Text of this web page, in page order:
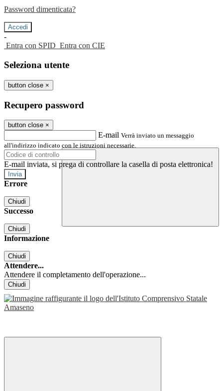
Password dimenticata?
-
Entra con SPID Entra con CIE
Seleziona utente
button close ×
Recupero password
button close ×
E-mail Verrà inviato un messaggio
all'indirizzo indicato con le istruzioni necessarie.
E-mail inviata, si prega di controllare la casella di posta elettronica!
Errore
Chiudi
Successo
Chiudi
Informazione
Chiudi
Attendere...
Attendere il completamento dell'operazione...
Chiudi